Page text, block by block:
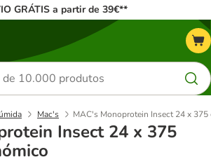
GRÁTIS a partir de 39€**
Mac's MAC's Monoprotein Insect 24 x
Insect 24 x 375